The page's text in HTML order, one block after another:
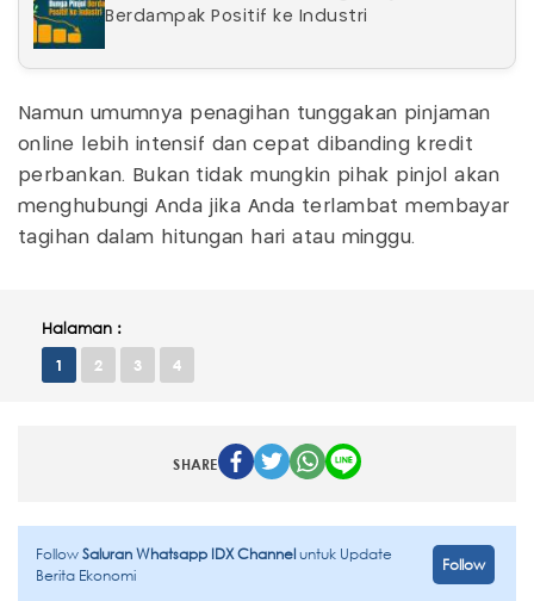
Berdampak Positif ke Industri
Namun umumnya penagihan tunggakan pinjaman
online lebih intensif dan cepat dibanding kredit
perbankan. Bukan tidak mungkin pihak pinjol akan
menghubungi Anda jika Anda terlambat membayar
tagihan dalam hitungan hari atau minggu.
Halaman :
1 2 3 4
SHARE
FollowSaluran Whatsapp IDX Channeluntuk Update
Berita Ekonomi
Follow